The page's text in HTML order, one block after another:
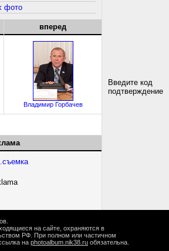
фото
вперед
Владимир Горбачев
Введите код
подтверждение
на сайте, охраняются в
РФ. При полном или частичном
на photoalbum.nik38.ru обязательна.